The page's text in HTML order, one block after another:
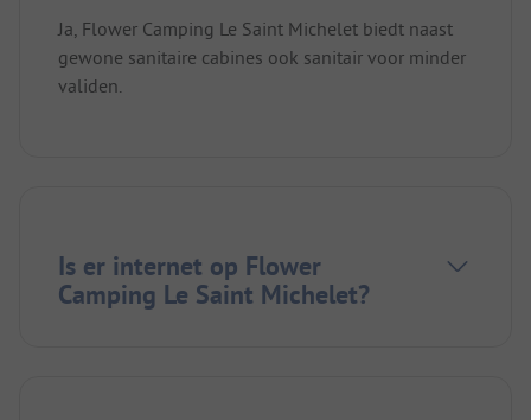
Ja, Flower Camping Le Saint Michelet biedt naast
gewone sanitaire cabines ook sanitair voor minder
validen.
Is er internet op Flower
Camping Le Saint Michelet?